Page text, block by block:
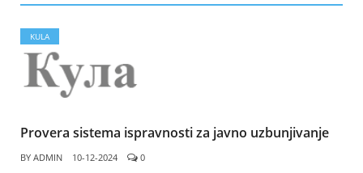
KULA
Provera sistema ispravnosti za javno uzbunjivanje
BY ADMIN 10-12-2024 0